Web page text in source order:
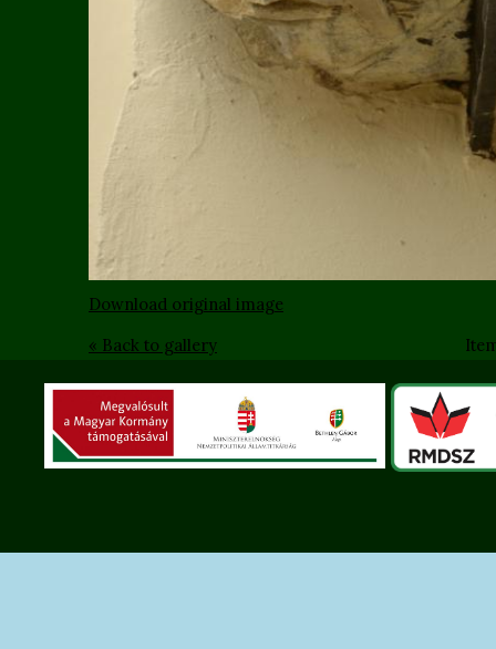
Download original image
« Back to gallery